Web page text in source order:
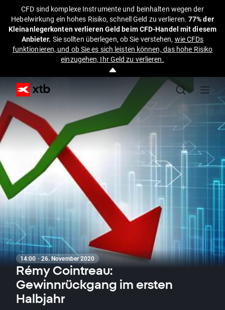
CFD sind komplexe Instrumente und beinhalten wegen der
Hebelwirkung ein hohes Risiko, schnell Geld zu verlieren.77% der
Kleinanlegerkonten verlieren Geld beim CFD-Handel mit diesem
Anbieter. Sie sollten überlegen, ob Sie verstehen, wie CFDs
funktionieren, und ob Sie es sich leisten können, das hohe Risiko
einzugehen, Ihr Geld zu verlieren.
14:00 · 26. November 2020
Rémy Cointreau:
Gewinnrückgang im ersten
Halbjahr